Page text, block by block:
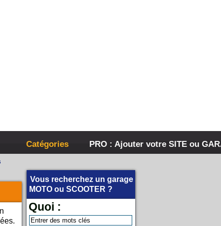
Catégories PRO : Ajouter votre SITE ou
Vous recherchez un garage
MOTO ou SCOOTER ?
Quoi :